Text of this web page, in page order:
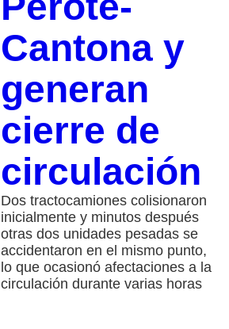
Cantona y
generan
cierre de
circulación
Dos tractocamiones colisionaron
inicialmente y minutos después
otras dos unidades pesadas se
accidentaron en el mismo punto,
lo que ocasionó afectaciones a la
circulación durante varias horas